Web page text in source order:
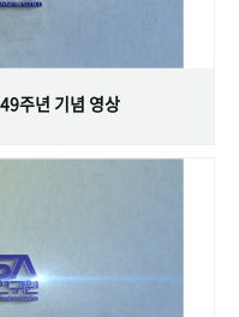
주년 기념 영상